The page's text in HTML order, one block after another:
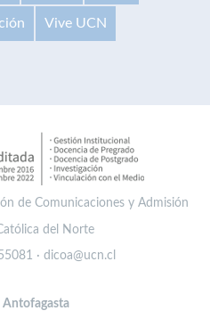
Vive UCN
de Comunicaciones y Admisión
del Norte
· dicoa@ucn.cl
Antofagasta